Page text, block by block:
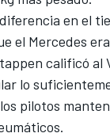
en el
el Mercedes
calificó al
lo
pilotos